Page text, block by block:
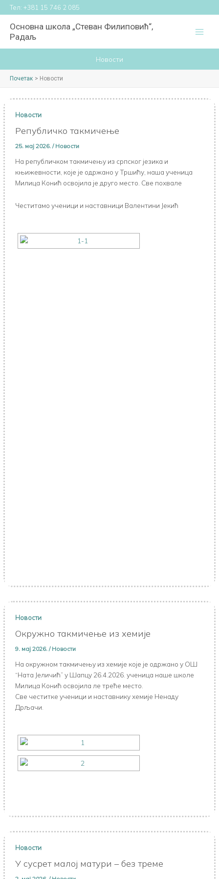
Пређи
на
садржај
Тел: +381 15 746 2 085
Основна школа „Стеван Филиповић“,
Радаљ
Новости
Почетак Новости
Новости
Републичко такмичење
25. мај 2026. / Новости
На републичком такмичењу из српског језика и
књижевности, које је одржано у Тршићу, наша ученица
Милица Конић освојила је друго место. Све похвале
Честитамо ученици и наставници Валентини Јекић
Новости
Oкружно такмичењe из хемије
9. мај 2026. / Новости
На окружном такмичењу из хемије које је одржано у ОШ
“Ната Јеличић” у Шапцу 26.4.2026. ученица наше школе
Милица Конић освојила ле треће место.
Све честитке ученици и наставнику хемије Ненаду
Дрљачи.
Новости
У сусрет малој матури – без треме